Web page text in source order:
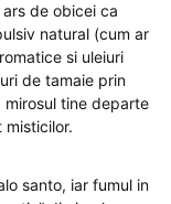
de obicei ca
natural (cum ar
si uleiuri
de tamaie prin
mirosul tine departe
misticilor.
santo, iar fumul in